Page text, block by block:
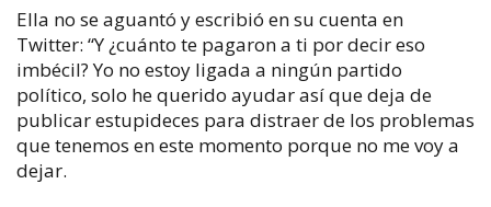
Ella no se aguantó y escribió en su cuenta en
Twitter: “Y ¿cuánto te pagaron a ti por decir eso
imbécil? Yo no estoy ligada a ningún partido
político, solo he querido ayudar así que deja de
publicar estupideces para distraer de los problemas
que tenemos en este momento porque no me voy a
dejar.